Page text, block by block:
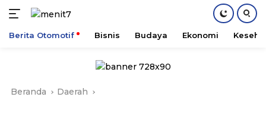
Berita Otomotif Bisnis Budaya Ekonomi
Beranda Daerah